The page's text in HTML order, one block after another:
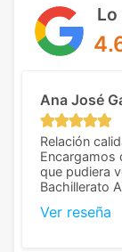
Ana José
Relación
Encargamos
que pudiera
Bachillerato
diferencia,
Ver reseña